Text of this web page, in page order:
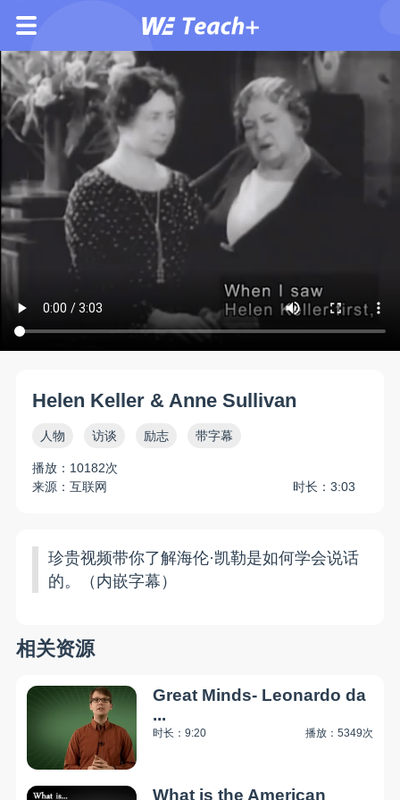
Helen Keller & Anne Sullivan
人物 访谈 励志 带字幕
播放：10182次
来源：互联网
时长：3:03
珍贵视频带你了解海伦·凯勒是如何学会说话
的。（内嵌字幕）
相关资源
Great Minds- Leonardo da
...
时长：9:20 播放：5349次
What is the American